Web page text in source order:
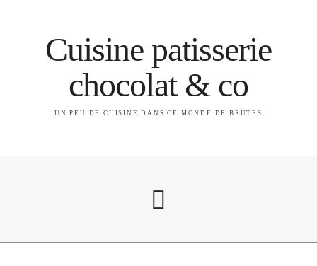
Cuisine patisserie
chocolat & co
UN PEU DE CUISINE DANS CE MONDE DE BRUTES